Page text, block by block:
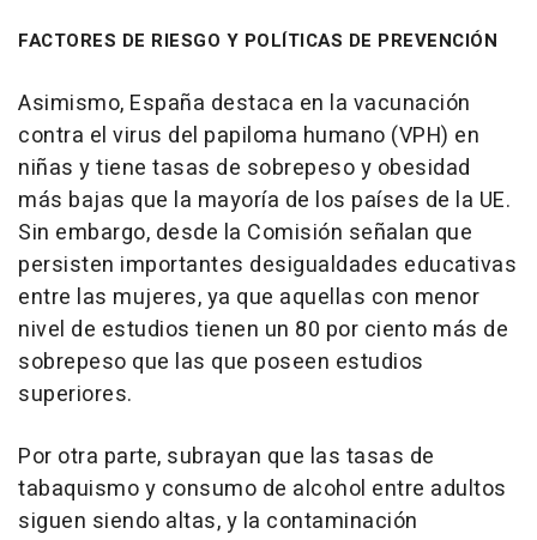
FACTORES DE RIESGO Y POLÍTICAS DE PREVENCIÓN
Asimismo, España destaca en la vacunación
contra el virus del papiloma humano (VPH) en
niñas y tiene tasas de sobrepeso y obesidad
más bajas que la mayoría de los países de la UE.
Sin embargo, desde la Comisión señalan que
persisten importantes desigualdades educativas
entre las mujeres, ya que aquellas con menor
nivel de estudios tienen un 80 por ciento más de
sobrepeso que las que poseen estudios
superiores.
Por otra parte, subrayan que las tasas de
tabaquismo y consumo de alcohol entre adultos
siguen siendo altas, y la contaminación